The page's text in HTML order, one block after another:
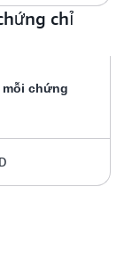
chỉ
mỗi chứng